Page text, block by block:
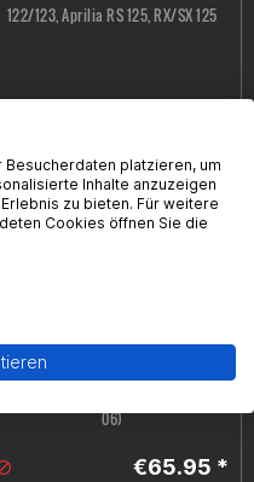
122/123, Aprilia RS 125, RX/SX 125
Balance shaft drive pinion Aprilia
06)
€65.95 *
platzieren, um
Inhalte anzuzeigen
zu bieten. Für weitere
Cookies öffnen Sie die